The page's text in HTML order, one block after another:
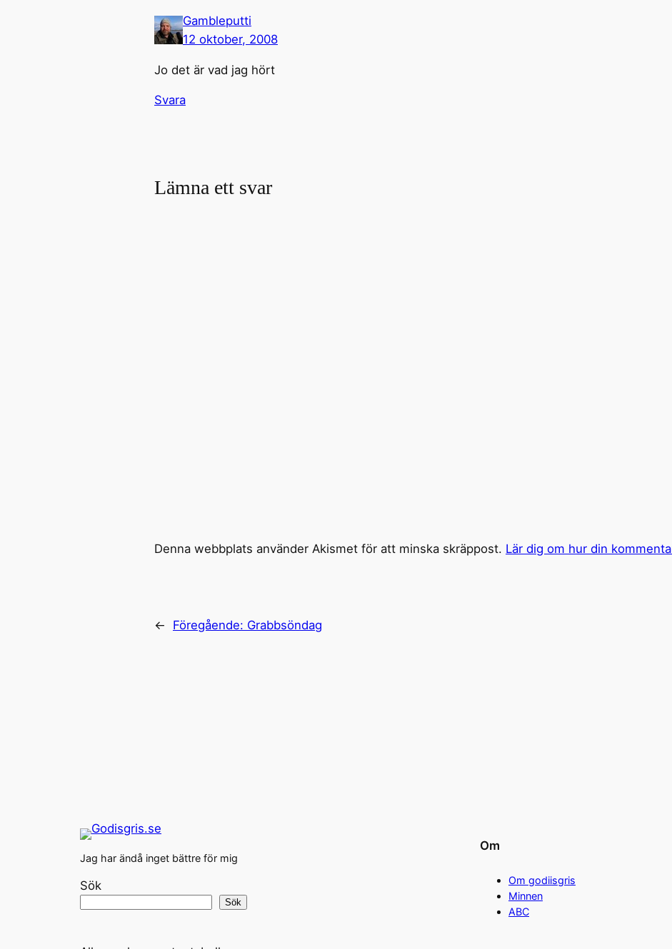
Gambleputti
12 oktober, 2008
Jo det är vad jag hört
Svara
Lämna ett svar
Denna webbplats använder Akismet för att minska skräppost. Lär dig om hur din
← Föregående: Grabbsöndag
Jag har ändå inget bättre för mig
Sök
Sök
Om
Om godiisgris
Minnen
ABC